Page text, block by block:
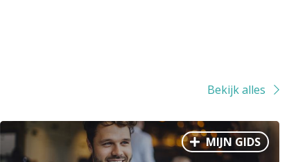
Bekijk alles
MIJN GIDS